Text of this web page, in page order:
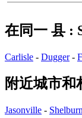
在同一 县 :
Carlisle - Dugger-
附近城市和
Jasonville - Shelburn